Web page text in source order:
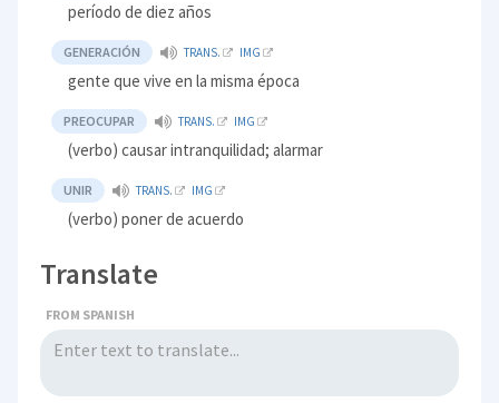
período de diez años
GENERACIÓN TRANS. IMG
gente que vive en la misma época
PREOCUPAR TRANS. IMG
(verbo) causar intranquilidad; alarmar
UNIR TRANS. IMG
(verbo) poner de acuerdo
Translate
FROM SPANISH